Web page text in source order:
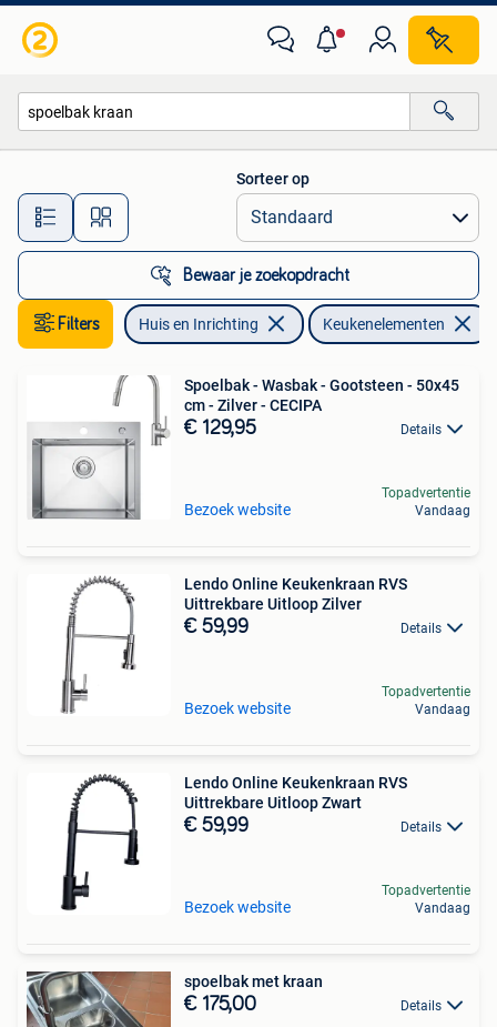
Alle afstanden…
Sorteer op
Bewaar je zoekopdracht
Filters Huis en Inrichting Keukenelementen
Spoelbak - Wasbak - Gootsteen - 50x45
cm - Zilver - CECIPA
€ 129,95 Details
Bezoek website
Topadvertentie
Vandaag
Lendo Online Keukenkraan RVS
Uittrekbare Uitloop Zilver
€ 59,99 Details
Bezoek website
Topadvertentie
Vandaag
Lendo Online Keukenkraan RVS
Uittrekbare Uitloop Zwart
€ 59,99 Details
Bezoek website
Topadvertentie
Vandaag
spoelbak met kraan
€ 175,00 Details